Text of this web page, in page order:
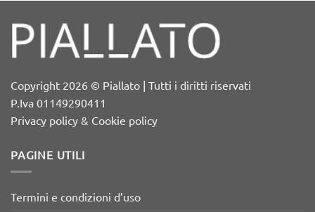
Copyright 2026 © Piallato | Tutti i diritti riservati
P.Iva 01149290411
Privacy policy & Cookie policy
PAGINE UTILI
Termini e condizioni d’uso